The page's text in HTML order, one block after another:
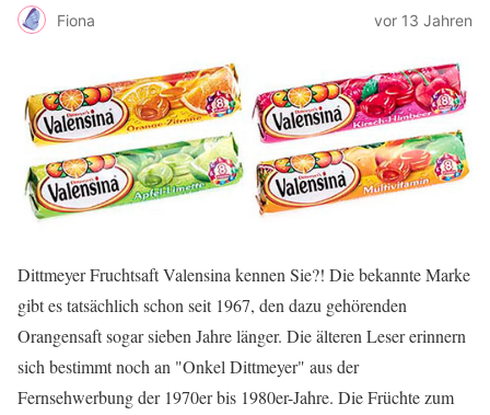
Fiona vor 13 Jahren
Dittmeyer Fruchtsaft Valensina kennen Sie?! Die bekannte Marke
gibt es tatsächlich schon seit 1967, den dazu gehörenden
Orangensaft sogar sieben Jahre länger. Die älteren Leser erinnern
sich bestimmt noch an "Onkel Dittmeyer" aus der
Fernsehwerbung der 1970er bis 1980er-Jahre. Die Früchte zum